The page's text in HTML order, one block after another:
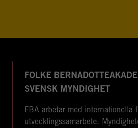
FOLKE
SVENSK MYNDIGHET
FBA arbetar med internationella
utvecklingssamarbete.